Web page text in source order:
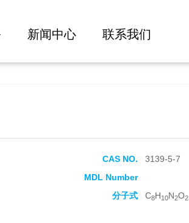
新闻中心 联系我们
CAS NO.
3139-5-7
MDL Number
分子式 C8H10N2O2